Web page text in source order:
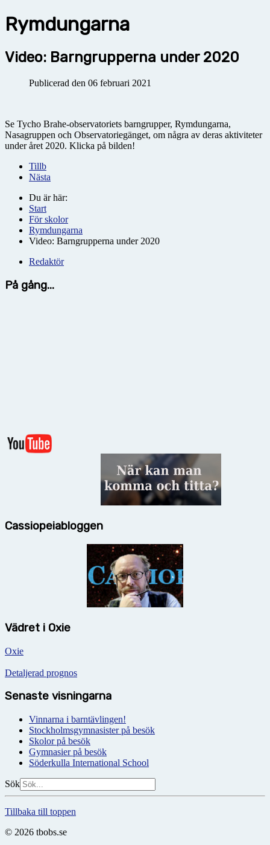
Rymdungarna
Video: Barngrupperna under 2020
Publicerad den 06 februari 2021
Se Tycho Brahe-observatoriets barngrupper, Rymdungarna,
Nasagruppen och Observatoriegänget, om några av deras aktiviteter
under året 2020. Klicka på bilden!
Tillb
Nästa
Du är här:
Start
För skolor
Rymdungarna
Video: Barngrupperna under 2020
Redaktör
På gång...
Cassiopeiabloggen
Vädret i Oxie
Oxie
Detaljerad prognos
Senaste visningarna
Vinnarna i barntävlingen!
Stockholmsgymnasister på besök
Skolor på besök
Gymnasier på besök
Söderkulla International School
Sök
Tillbaka till toppen
© 2026 tbobs.se